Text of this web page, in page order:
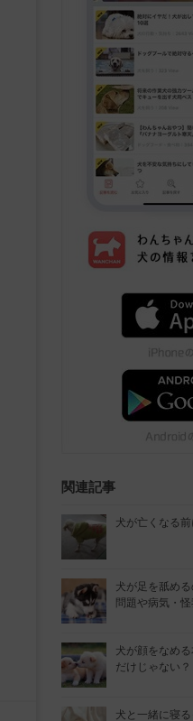
関連記事
犬が亡くなる
犬が足を舐め
問題や病気・
犬が顔をなめ
だけじゃない？
犬と一緒に寝